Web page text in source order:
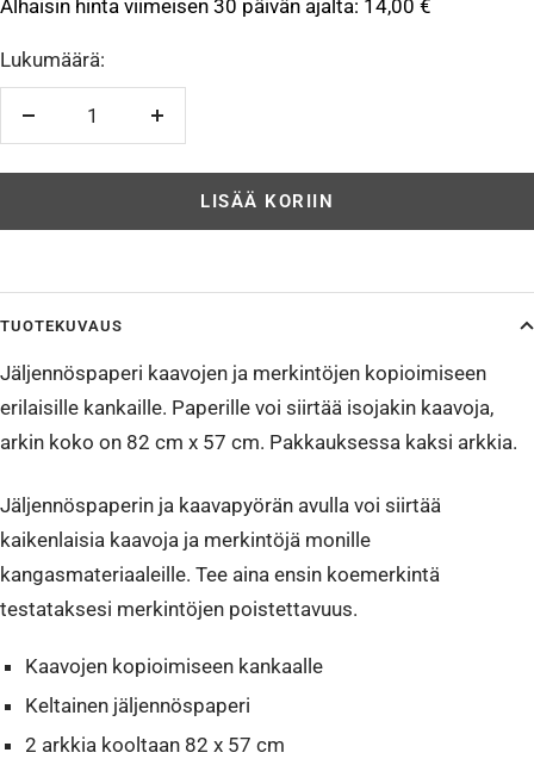
Alhaisin hinta viimeisen 30 päivän ajalta: 14,00 €
Lukumäärä:
Vähennä
LISÄÄ KORIIN
TUOTEKUVAUS
Jäljennöspaperi kaavojen ja merkintöjen kopioimiseen
erilaisille kankaille. Paperille voi siirtää isojakin kaavoja,
arkin koko on 82 cm x 57 cm. Pakkauksessa kaksi arkkia.
Jäljennöspaperin ja kaavapyörän avulla voi siirtää
kaikenlaisia kaavoja ja merkintöjä monille
kangasmateriaaleille. Tee aina ensin koemerkintä
testataksesi merkintöjen poistettavuus.
Kaavojen kopioimiseen kankaalle
Keltainen jäljennöspaperi
2 arkkia kooltaan 82 x 57 cm